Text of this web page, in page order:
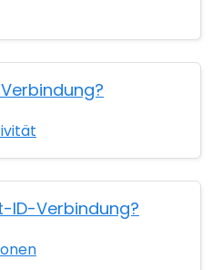
ID-Verbindung?